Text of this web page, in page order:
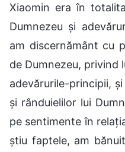
Xiaomin era în
Dumnezeu și
am discernământ cu
de Dumnezeu, privind
adevărurile-principii,
și rânduielilor lui
pe sentimente în
știu faptele, am